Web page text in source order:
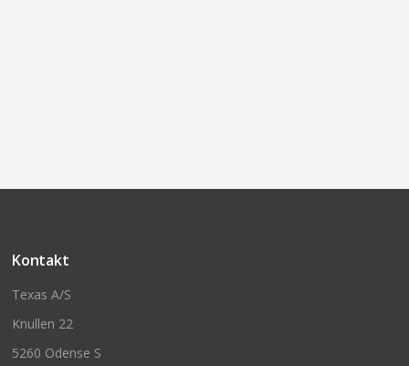
Kontakt
Texas A/S
Knullen 22
5260 Odense S